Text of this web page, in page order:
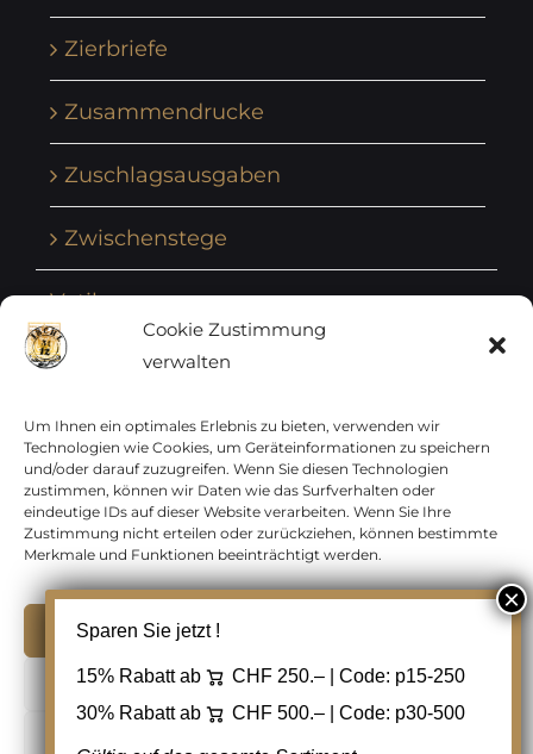
Cookie Zustimmung
verwalten
Um Ihnen ein optimales Erlebnis zu bieten, verwenden wir
Technologien wie Cookies, um Geräteinformationen zu speichern
und/oder darauf zuzugreifen. Wenn Sie diesen Technologien
zustimmen, können wir Daten wie das Surfverhalten oder
eindeutige IDs auf dieser Website verarbeiten. Wenn Sie Ihre
Zustimmung nicht erteilen oder zurückziehen, können bestimmte
Merkmale und Funktionen beeinträchtigt werden.
Ablehnen
Zierbriefe
Zusammendrucke
Zuschlagsausgaben
Zwischenstege
Vatikan
Vereinte Nationen
Vorphilatelie
Zensurbelege Österreich
Zensurbelege Schweiz
Copyright 2012 - 2024 URAY GmbH | All Rights
Reserved |
PCI Data Security Standards |
Sparen Sie jetzt !
15% Rabatt ab CHF 250.– | Code: p15-250
30% Rabatt ab
CHF 500.– | Code: p30-500